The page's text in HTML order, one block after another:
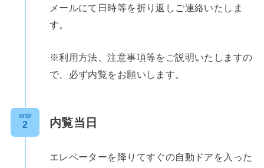
メールにて日時等を折り返しご連絡いたしま
す。
※利用方法、注意事項等をご説明いたしますの
で、必ず内覧をお願いします。
STEP 内覧当日
エレベーターを降りてすぐの自動ドアを入った